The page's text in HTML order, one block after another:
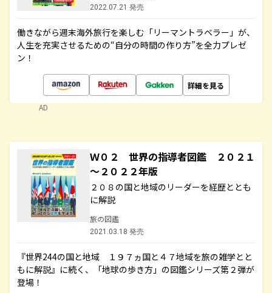
2022.07.21 発売
働きながら週末海外旅行を楽しむ「リーマントラベラー」が、
人生を充実させるための“自分の時間の作り方”を全力プレゼ
ン！
詳細を見る
AD
Ｗ０２ 世界の指導者図鑑 ２０２１
～２０２２年版
２０８の国と地域のリーダーを経歴ととも
に解説
旅の図鑑
2021.03.18 発売
『世界244の国と地域 １９７ヵ国と４７地域を旅の雑学とと
もに解説』に続く、「地球の歩き方」の図鑑シリーズ第２弾が
登場！